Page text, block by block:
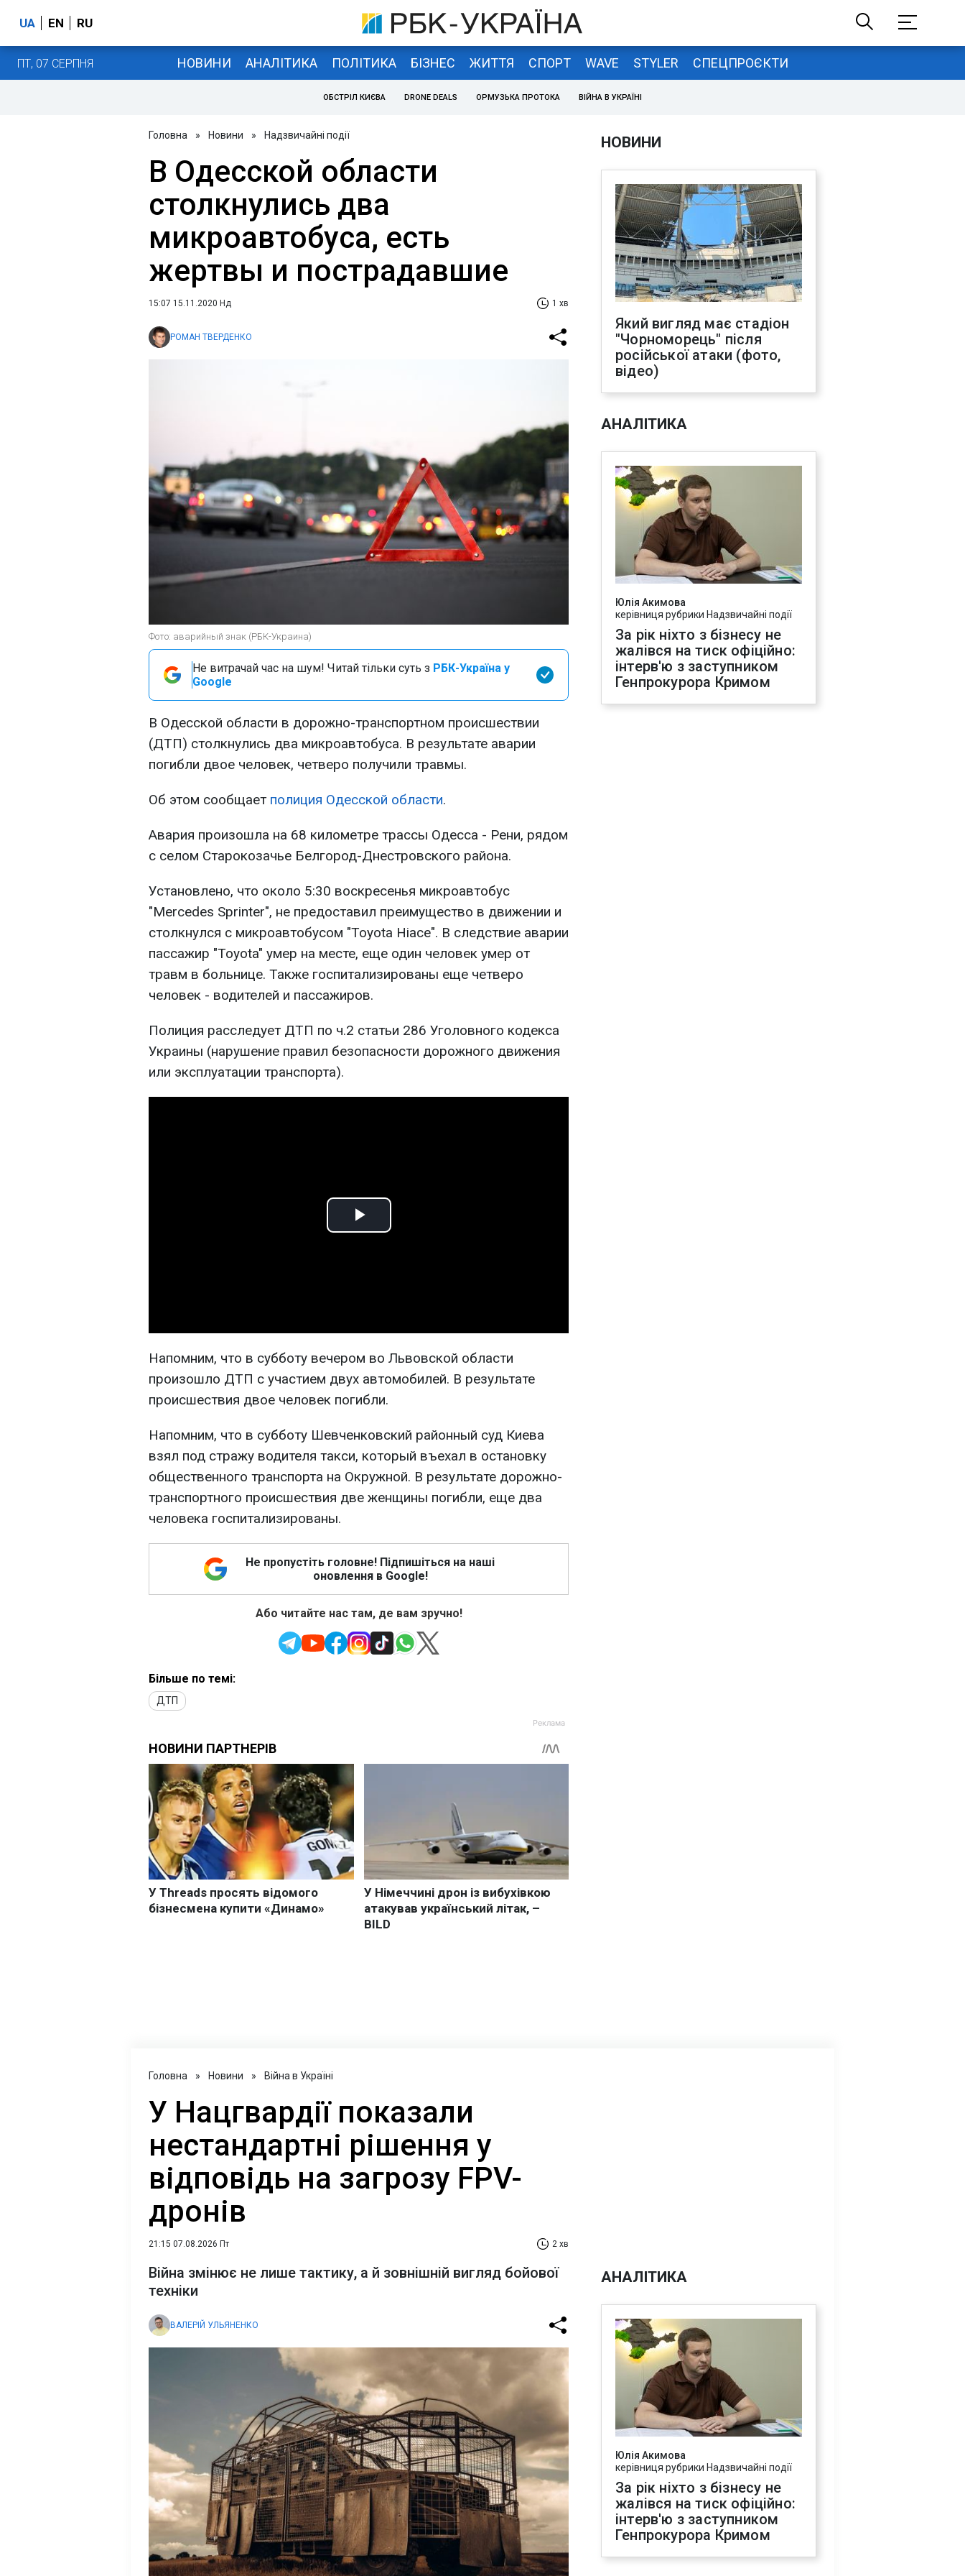
UA EN RU
ПТ, 07 СЕРПНЯ НОВИНИ АНАЛІТИКА ПОЛІТИКА БІЗНЕС ЖИТТЯ СПОРТ WAVE STYLER СПЕЦПРОЄКТИ
ОБСТРІЛ КИЄВА DRONE DEALS ОРМУЗЬКА ПРОТОКА ВІЙНА В УКРАЇНІ
Головна » Новини » Надзвичайні події
В Одесской области
столкнулись два
микроавтобуса, есть
жертвы и пострадавшие
15:07 15.11.2020 Нд 1 хв
РОМАН ТВЕРДЕНКО
Фото: аварийный знак (РБК-Украина)
Не витрачай час на шум! Читай тільки суть з РБК-Україна у
Google
В Одесской области в дорожно-транспортном происшествии
(ДТП) столкнулись два микроавтобуса. В результате аварии
погибли двое человек, четверо получили травмы.
Об этом сообщает полиция Одесской области.
Авария произошла на 68 километре трассы Одесса - Рени, рядом
с селом Старокозачье Белгород-Днестровского района.
Установлено, что около 5:30 воскресенья микроавтобус
"Mercedes Sprinter", не предоставил преимущество в движении и
столкнулся с микроавтобусом "Toyota Hiace". В следствие аварии
пассажир "Toyota" умер на месте, еще один человек умер от
травм в больнице. Также госпитализированы еще четверо
человек - водителей и пассажиров.
Полиция расследует ДТП по ч.2 статьи 286 Уголовного кодекса
Украины (нарушение правил безопасности дорожного движения
или эксплуатации транспорта).
Play
Напомним, что в субботу вечером во Львовской области
произошло ДТП с участием двух автомобилей. В результате
происшествия двое человек погибли.
Напомним, что в субботу Шевченковский районный суд Киева
взял под стражу водителя такси, который въехал в остановку
общественного транспорта на Окружной. В результате дорожно-
транспортного происшествия две женщины погибли, еще два
человека госпитализированы.
Не пропустіть головне! Підпишіться на наші
оновлення в Google!
Або читайте нас там, де вам зручно!
Більше по темі:
ДТП
НОВИНИ
Який вигляд має стадіон
"Чорноморець" після
російської атаки (фото,
відео)
АНАЛІТИКА
Юлія Акимова
керівниця рубрики Надзвичайні події
За рік ніхто з бізнесу не
жалівся на тиск офіційно:
інтерв'ю з заступником
Генпрокурора Кримом
Головна » Новини » Війна в Україні
У Нацгвардії показали
нестандартні рішення у
відповідь на загрозу FPV-
дронів
21:15 07.08.2026 Пт 2 хв
Війна змінює не лише тактику, а й зовнішній вигляд бойової
техніки
ВАЛЕРІЙ УЛЬЯНЕНКО
АНАЛІТИКА
Юлія Акимова
керівниця рубрики Надзвичайні події
За рік ніхто з бізнесу не
жалівся на тиск офіційно:
інтерв'ю з заступником
Генпрокурора Кримом